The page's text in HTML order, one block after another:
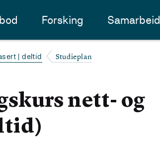
Forsking Samarbeid
| deltid Studieplan
nett- og